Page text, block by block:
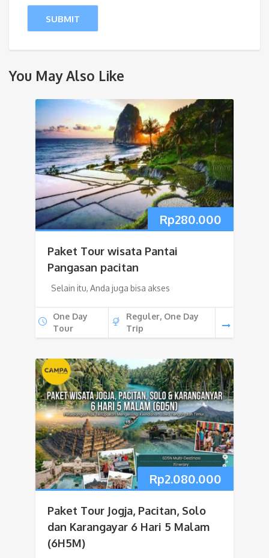
You May Also Like
Rp280.000
Paket Tour wisata Pantai
Pangasan pacitan
Selain itu, Anda juga bisa akses
One Day
Tour
Reguler, One Day
Trip
Rp2.080.000
Paket Tour Jogja, Pacitan, Solo
dan Karangayar 6 Hari 5 Malam
(6H5M)